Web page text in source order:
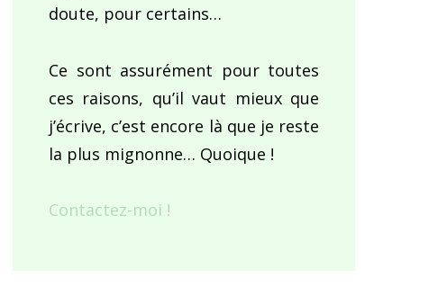
doute, pour certains…
Ce sont assurément pour toutes
ces raisons, qu’il vaut mieux que
j’écrive, c’est encore là que je reste
la plus mignonne… Quoique !
Contactez-moi !